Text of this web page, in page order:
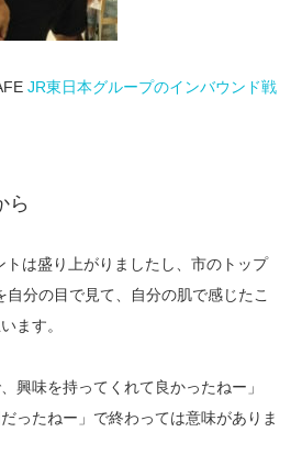
JR東日本グループのインバウンド戦
ら
トは盛り上がりましたし、市のトップ
自分の目で見て、自分の肌で感じたこ
ます。
興味を持ってくれて良かったねー」
ったねー」で終わっては意味がありま